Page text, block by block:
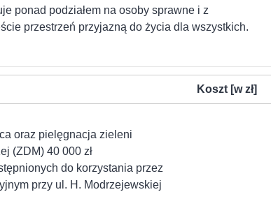
ponad podziałem na osoby sprawne i z
przestrzeń przyjazną do życia dla wszystkich.
Koszt [w zł]
oraz pielęgnacja zieleni
(ZDM) 40 000 zł
do korzystania przez
przy ul. H. Modrzejewskiej